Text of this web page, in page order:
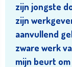
zijn jongste
zijn
aanvullend
zware werk
mijn beurt